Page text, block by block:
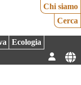
Chi siamo
Cerca
Ecologia